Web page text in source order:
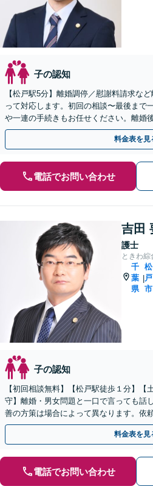
子の認知
【松戸駅5分】離婚調停／慰謝料請求な
って対応します。初回の相談〜最後まで
や一連の手続きもお任せください。離婚
スいたします。【初回相談無料】【夜間
料金表を見
電話でお問い合わせ
吉田
護士
ときわ
千
葉
県
|
松
戸
市
子の認知
【初回相談無料】【松戸駅徒歩１分】【
守】離婚・男女問題と一口で言っても話
善の方策は場合によって異なります。依
り良い再出発を迎えるために全力を尽く
料金表を見
電話でお問い合わせ